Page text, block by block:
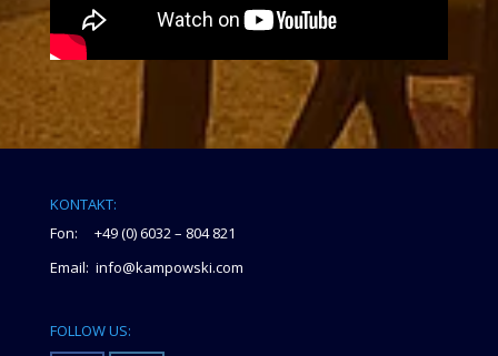
KONTAKT:
Fon: +49 (0) 6032 – 804 821
Email: info@kampowski.com
FOLLOW US: